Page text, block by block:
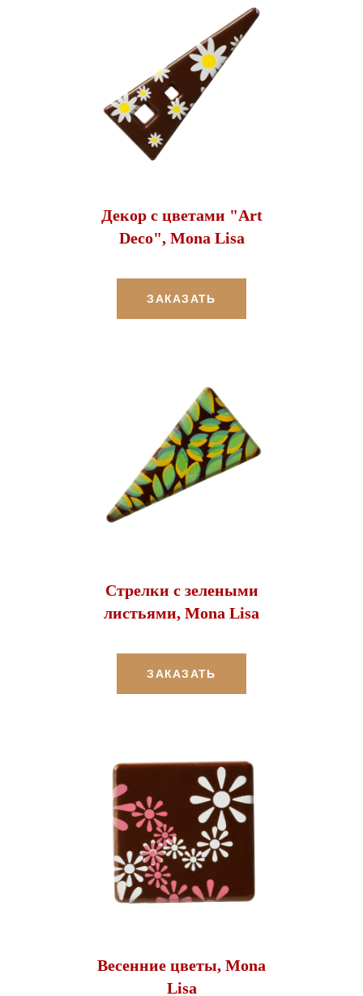
Декор с цветами "Art
Deco", Mona Lisa
ЗАКАЗАТЬ
Стрелки с зелеными
листьями, Mona Lisa
ЗАКАЗАТЬ
Весенние цветы, Mona
Lisa